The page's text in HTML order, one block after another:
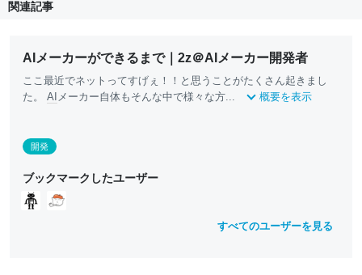
関連記事
AIメーカーができるまで｜2z＠AIメーカー開発者
ここ最近でネットってすげぇ！！と思うことがたくさん起きまし
た。 AI メーカー自体もそんな中で様々な方... 概要を表示
開発
ブックマークしたユーザー
すべてのユーザーを見る